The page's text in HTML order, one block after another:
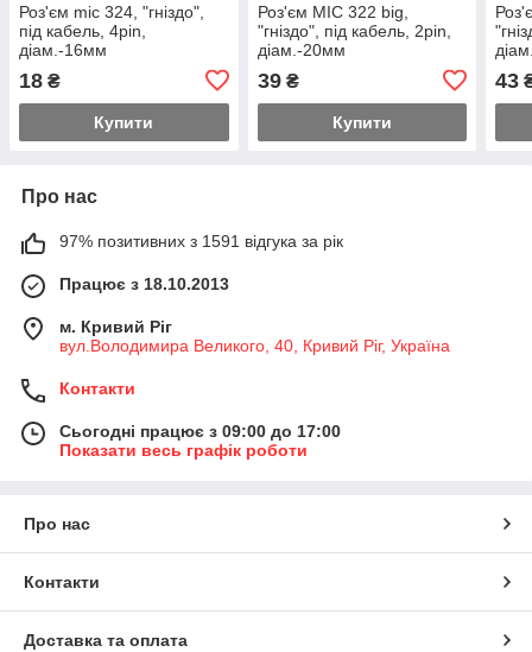
Роз'єм mic 324, "гніздо",
під кабель, 4pin,
діам.-16мм
18 ₴
Купити
Роз'єм MIC 322 big,
"гніздо", під кабель, 2pin,
діам.-20мм
39₴
Купити
43
Про нас
97% позитивних з 1591 відгука за рік
Працює з 18.10.2013
м. Кривий Ріг
вул.Володимира Великого, 40, Кривий Ріг, Україна
Контакти
Сьогодні працює з 09:00 до 17:00
Показати весь графік роботи
Про нас
Контакти
Доставка та оплата